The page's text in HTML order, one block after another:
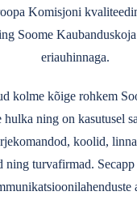
Komisjoni
Soome
eriauhinnaga.
kolme kõige rohkem
hulka ning on kasutusel
koolid,
ning turvafirmad.